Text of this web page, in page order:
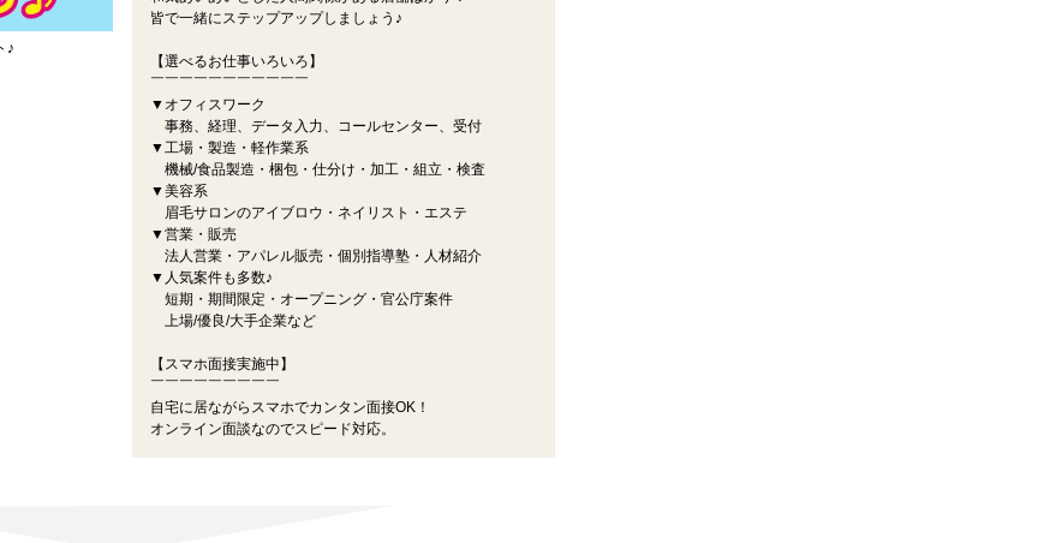
♪
皆で一緒にステップアップしましょう♪
【選べるお仕事いろいろ】
￣￣￣￣￣￣￣￣￣￣￣
▼オフィスワーク
事務、経理、データ入力、コールセンター、受付
▼工場・製造・軽作業系
機械/食品製造・梱包・仕分け・加工・組立・検査
▼美容系
眉毛サロンのアイブロウ・ネイリスト・エステ
▼営業・販売
法人営業・アパレル販売・個別指導塾・人材紹介
▼人気案件も多数♪
短期・期間限定・オープニング・官公庁案件
上場/優良/大手企業など
【スマホ面接実施中】
￣￣￣￣￣￣￣￣￣
自宅に居ながらスマホでカンタン面接OK！
オンライン面談なのでスピード対応。